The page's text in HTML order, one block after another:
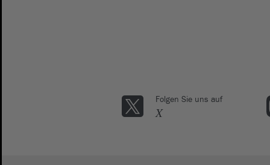
Folgen Sie uns auf
X